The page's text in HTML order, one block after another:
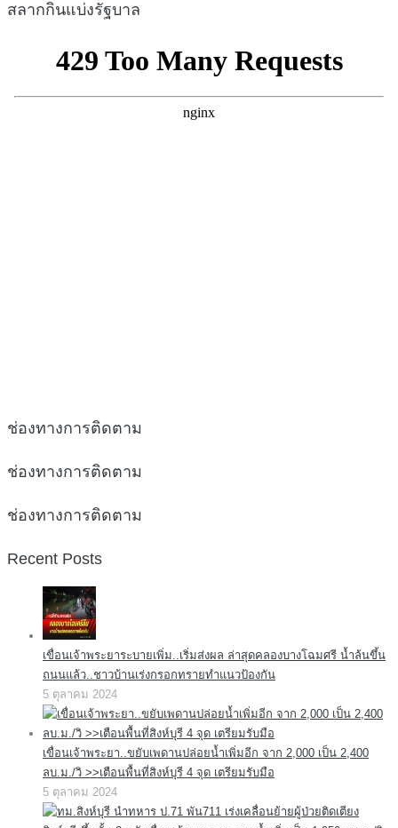
สลากกินแบ่งรัฐบาล
ช่องทางการติดตาม
ช่องทางการติดตาม
ช่องทางการติดตาม
Recent Posts
เขื่อนเจ้าพระยาระบายเพิ่ม..เริ่มส่งผล ล่าสุดคลองบางโฉมศรี น้ำล้นขึ้น
ถนนแล้ว..ชาวบ้านเร่งกรอกทรายทำแนวป้องกัน
5 ตุลาคม 2024
เขื่อนเจ้าพระยา..ขยับเพดานปล่อยน้ำเพิ่มอีก จาก 2,000 เป็น 2,400
ลบ.ม./วิ >>เตือนพื้นที่สิงห์บุรี 4 จุด เตรียมรับมือ
5 ตุลาคม 2024